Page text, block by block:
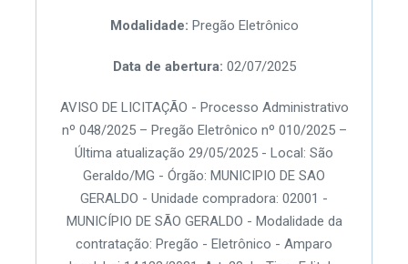
Modalidade: Pregão Eletrônico
Data de abertura: 02/07/2025
AVISO DE LICITAÇÃO - Processo Administrativo
nº 048/2025 – Pregão Eletrônico nº 010/2025 –
Última atualização 29/05/2025 - Local: São
Geraldo/MG - Órgão: MUNICIPIO DE SAO
GERALDO - Unidade compradora: 02001 -
MUNICÍPIO DE SÃO GERALDO - Modalidade da
contratação: Pregão - Eletrônico - Amparo